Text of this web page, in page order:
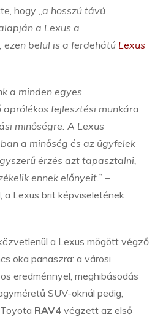
hogy „ a hosszú távú
a Lexus a
belül is a ferdehátú Lexus
a minden egyes
fejlesztési munkára
minőségre. A Lexus
a minőség és az ügyfelek
érzés azt tapasztalni,
ennek előnyeit.” –
a Lexus brit képviseletének
a Lexus mögött végző
oka panaszra: a városi
eredménnyel, meghibásodás
SUV-oknál pedig,
RAV4 végzett az első